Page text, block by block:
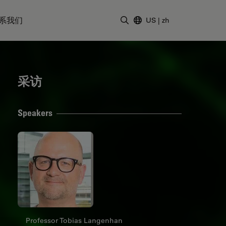
我们 US | zh
采访
Speakers
Professor Tobias Langenhan